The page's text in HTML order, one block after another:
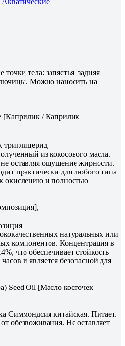
тела: запястья, задняя
Можно наносить на
[Каприлик / Каприлик
триглицерид
из кокосового масла.
оставляя ощущение жирности.
практически для любого типа
окислению и полностью
натуральных или
компонентов. Концентрация в
что обеспечивает стойкость
и является безопасной для
Seed Oil [Масло косточек
Симмондсия китайская. Питает,
обезвоживания. Не оставляет